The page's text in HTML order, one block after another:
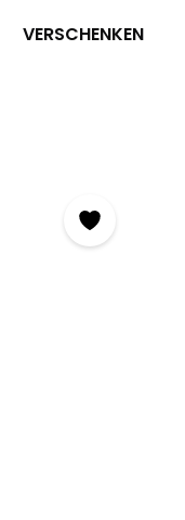
VERSCHENKEN